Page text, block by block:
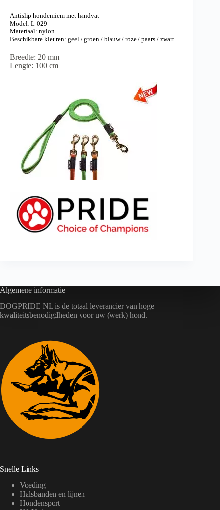
Antislip hondenriem met handvat
Model: L-029
Materiaal: nylon
Beschikbare kleuren: geel / groen / blauw / roze / paars / zwart
Breedte: 20 mm
Lengte: 100 cm
Algemene informatie
DOGPRIDE NL is de totaal leverancier van hoge
kwaliteitsbenodigdheden voor uw (werk) hond.
Snelle Links
Voeding
Halsbanden en lijnen
Hondensport